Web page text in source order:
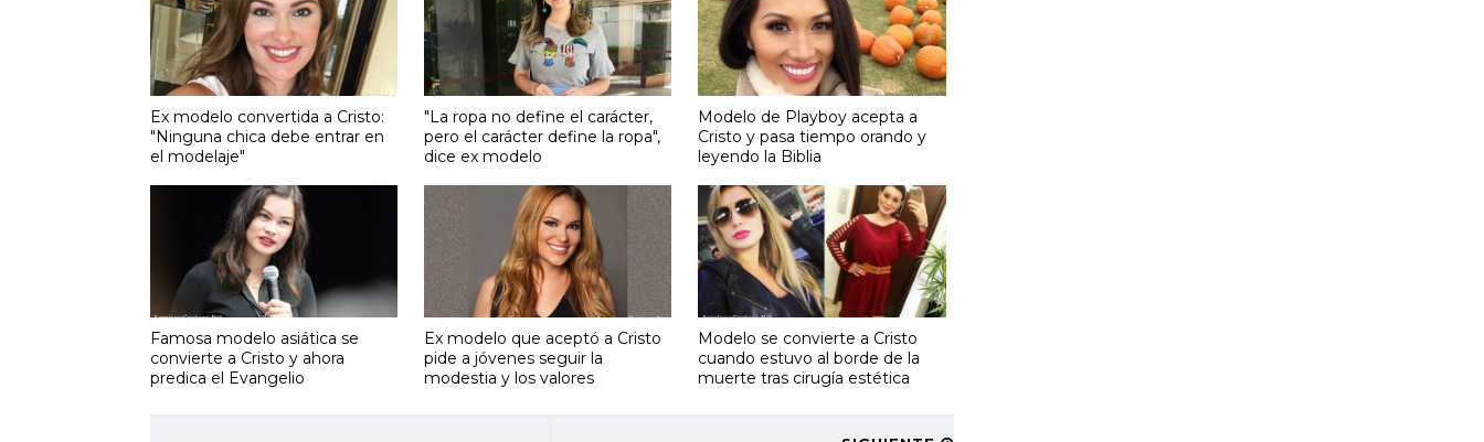
Ex modelo convertida a Cristo:
"Ninguna chica debe entrar en
el modelaje"
"La ropa no define el carácter,
pero el carácter define la ropa",
dice ex modelo
Modelo de Playboy acepta a
Cristo y pasa tiempo orando y
leyendo la Biblia
Famosa modelo asiática se
convierte a Cristo y ahora
predica el Evangelio
Ex modelo que aceptó a Cristo
pide a jóvenes seguir la
modestia y los valores
Modelo se convierte a Cristo
cuando estuvo al borde de la
muerte tras cirugía estética